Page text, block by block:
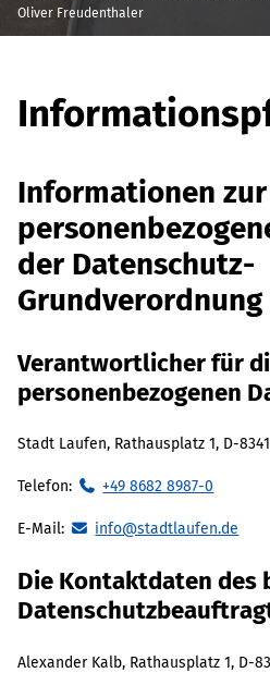
Oliver Freudenthaler
Informationen
der Datenschutz-
Grundverordnung
Verantwortlicher für
personenbezogenen
Stadt Laufen, Rathausplatz 1, D-
Telefon: +49 8682 8987-0
E-Mail: info@stadtlaufen.de
Die Kontaktdaten des
Alexander Kalb, Rathausplatz 1, D-